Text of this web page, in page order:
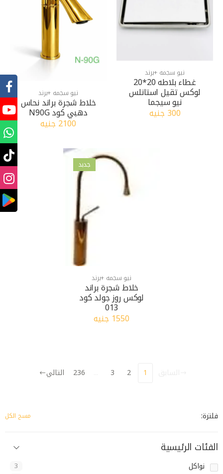
نيو سجمه +برند
غطاء بلاطه 20*20
لوكس تقيل استانلس
نيو سيجما
300 جنيه
نيو سجمه +برند
خلاط شجرة براند نحاس
دهبي كود N90G
2100 جنيه
جدبد
نيو سجمه +برند
خلاط شجرة براند
لوكس روز جولد كود
013
1550 جنيه
1
2
3
236 التالي
فلترة: مسح الكل
الفئات الرئيسية
نواكل 3